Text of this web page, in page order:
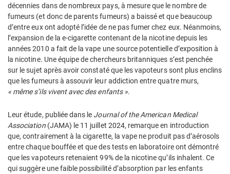
décennies dans de nombreux pays, à mesure que le nombre de
fumeurs (et donc de parents fumeurs) a baissé et que beaucoup
d’entre eux ont adopté l’idée de ne pas fumer chez eux. Néanmoins,
l’expansion de la e-cigarette contenant de la nicotine depuis les
années 2010 a fait de la vape une source potentielle d’exposition à
la nicotine. Une équipe de chercheurs britanniques s’est penchée
sur le sujet après avoir constaté que les vapoteurs sont plus enclins
que les fumeurs à assouvir leur addiction entre quatre murs,
« même s’ils vivent avec des enfants ».
Leur étude, publiée dans le Journal of the American Medical
Association(JAMA) le 11 juillet 2024, remarque en introduction
que, contrairement à la cigarette, la vape ne produit pas d’aérosols
entre chaque bouffée et que des tests en laboratoire ont démontré
que les vapoteurs retenaient 99% de la nicotine qu’ils inhalent. Ce
qui suggère une faible possibilité d’absorption par les enfants